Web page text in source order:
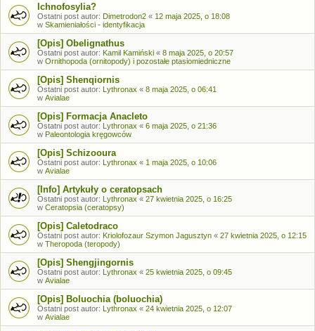
Ichnofosylia?
Ostatni post autor: Dimetrodon2 « 12 maja 2025, o 18:08
w Skamieniałości - identyfikacja
[Opis] Obelignathus
Ostatni post autor: Kamil Kamiński « 8 maja 2025, o 20:57
w Ornithopoda (ornitopody) i pozostałe ptasiomiedniczne
[Opis] Shenqiornis
Ostatni post autor: Lythronax « 8 maja 2025, o 06:41
w Avialae
[Opis] Formacja Anacleto
Ostatni post autor: Lythronax « 6 maja 2025, o 21:36
w Paleontologia kręgowców
[Opis] Schizooura
Ostatni post autor: Lythronax « 1 maja 2025, o 10:06
w Avialae
[Info] Artykuły o ceratopsach
Ostatni post autor: Lythronax « 27 kwietnia 2025, o 16:25
w Ceratopsia (ceratopsy)
[Opis] Caletodraco
Ostatni post autor: Kriolofozaur Szymon Jagusztyn « 27 kwietnia 2025, o 12:15
w Theropoda (teropody)
[Opis] Shengjingornis
Ostatni post autor: Lythronax « 25 kwietnia 2025, o 09:45
w Avialae
[Opis] Boluochia (boluochia)
Ostatni post autor: Lythronax « 24 kwietnia 2025, o 12:07
w Avialae